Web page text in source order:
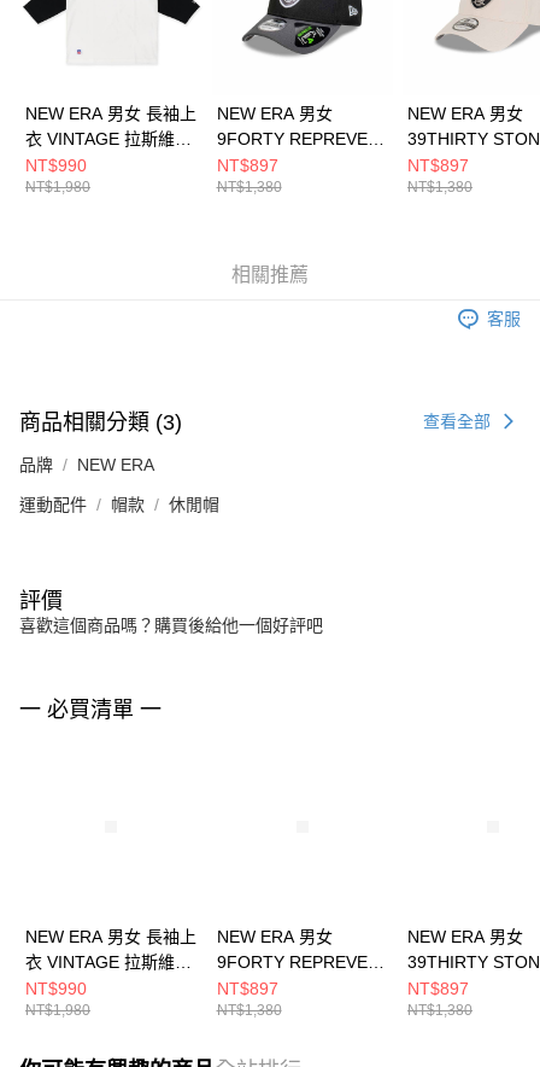
NEW ERA 男女 長袖上
衣 VINTAGE 拉斯維加
斯突襲者
NE13774298
NT$990
NT$1,980
NEW ERA 男女
9FORTY REPREVER
2-TONE 拉斯維加斯突
襲者 黑/石墨
NT$897
NT$1,380
NEW ERA 男女
39THIRTY
GREY 拉斯維加
者 石灰
NT$897
NT$1,380
相關推薦
客服
商品相關分類 (3) 查看全部
品牌 NEW ERA
運動配件 帽款 休閒帽
評價
喜歡這個商品嗎？購買後給他一個好評吧
一 必買清單 一
NEW ERA 男女 長袖上
衣 VINTAGE 拉斯維加
斯突襲者
NE13774298
NT$990
NT$1,980
NEW ERA 男女
9FORTY REPREVER
2-TONE 拉斯維加斯突
襲者 黑/石墨
NT$897
NT$1,380
NEW ERA 男女
39THIRTY
GREY 拉斯維加
者 石灰
NT$897
NT$1,380